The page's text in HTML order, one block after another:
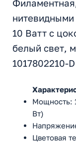
10 Ватт с
белый свет,
1017802210-D
Мощность:
Вт)
Цветовая